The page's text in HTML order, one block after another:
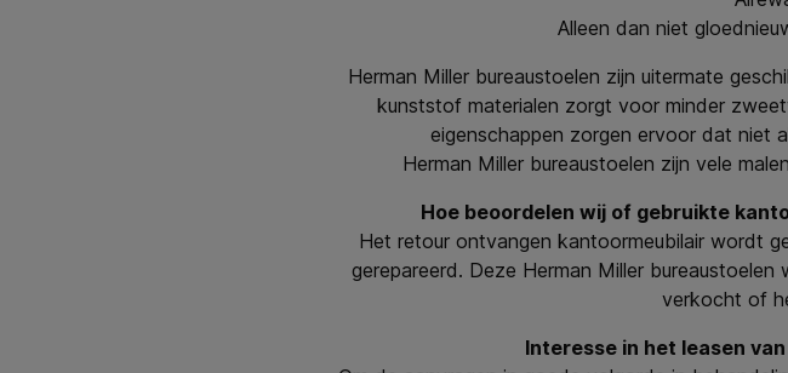
Alleen dan niet
Herman Miller bureaustoelen zijn uitermate
kunststof materialen zorgt voor minder
eigenschappen zorgen ervoor dat niet
Herman Miller bureaustoelen zijn vele
Hoe beoordelen wij of gebruikte
Het retour ontvangen kantoormeubilair wordt
gerepareerd. Deze Herman Miller
verkocht of
Interesse in het leasen